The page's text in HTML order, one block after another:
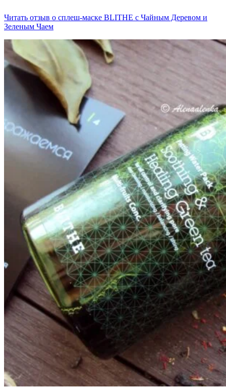
Читать отзыв о сплеш-маске BLITHE с Чайным Деревом и
Зеленым Чаем